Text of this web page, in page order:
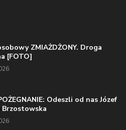
ZMIAŻDŻONY. Droga
[FOTO]
Odeszli od nas Józef
Brzostowska